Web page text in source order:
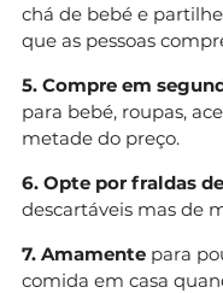
chá de bebé e
que as pessoas
5. Compre em
para bebé, roupas,
metade do preço.
6. Opte por fraldas
descartáveis mas de
7. Amamente para
comida em casa